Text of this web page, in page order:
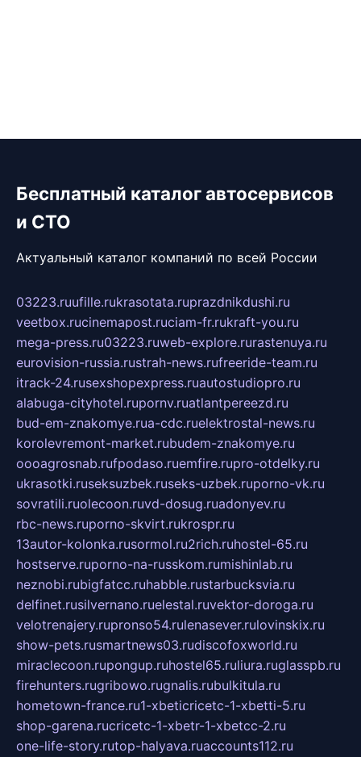
Бесплатный каталог автосервисов
и СТО
Актуальный каталог компаний по всей России
03223.ruufille.rukrasotata.ruprazdnikdushi.ru
veetbox.rucinemapost.ruciam-fr.rukraft-you.ru
mega-press.ru03223.ruweb-explore.rurastenuya.ru
eurovision-russia.rustrah-news.rufreeride-team.ru
itrack-24.rusexshopexpress.ruautostudiopro.ru
alabuga-cityhotel.rupornv.ruatlantpereezd.ru
bud-em-znakomye.rua-cdc.ruelektrostal-news.ru
korolevremont-market.rubudem-znakomye.ru
oooagrosnab.rufpodaso.ruemfire.rupro-otdelky.ru
ukrasotki.ruseksuzbek.ruseks-uzbek.ruporno-vk.ru
sovratili.ruolecoon.ruvd-dosug.ruadonyev.ru
rbc-news.ruporno-skvirt.rukrospr.ru
13autor-kolonka.rusormol.ru2rich.ruhostel-65.ru
hostserve.ruporno-na-russkom.rumishinlab.ru
neznobi.rubigfatcc.ruhabble.rustarbucksvia.ru
delfinet.rusilvernano.ruelestal.ruvektor-doroga.ru
velotrenajery.rupronso54.rulenasever.rulovinskix.ru
show-pets.rusmartnews03.rudiscofoxworld.ru
miraclecoon.rupongup.ruhostel65.ruliura.ruglasspb.ru
firehunters.rugribowo.rugnalis.rubulkitula.ru
hometown-france.ru1-xbeticricetc-1-xbetti-5.ru
shop-garena.rucricetc-1-xbetr-1-xbetcc-2.ru
one-life-story.rutop-halyava.ruaccounts112.ru